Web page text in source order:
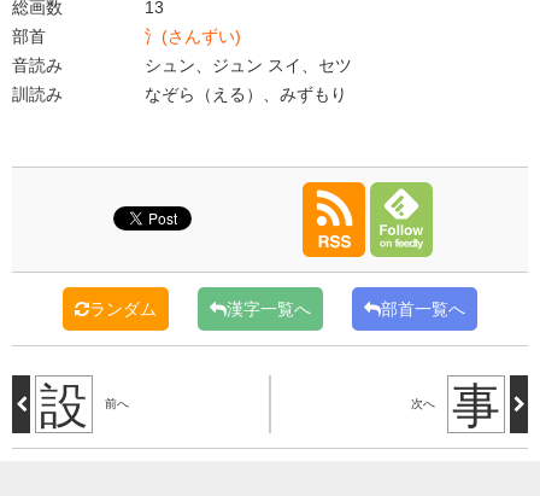
総画数
13
部首
氵(さんずい)
音読み
シュン、ジュン スイ、セツ
訓読み
なぞら（える）、みずもり
ランダム 漢字一覧へ 部首一覧へ
設 前へ 事
次へ